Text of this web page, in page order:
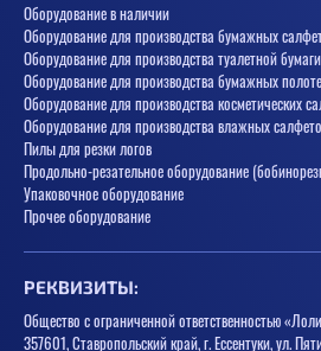
Оборудование в наличии
Оборудование для производства бумажных
Оборудование для производства туалетной
Оборудование для производства бумажных
Оборудование для производства косметических
Оборудование для производства влажных
Пилы для резки логов
Продольно-резательное оборудование
Упаковочное оборудование
Прочее оборудование
РЕКВИЗИТЫ:
Общество с ограниченной ответственностью
357601, Ставропольский край, г. Ессентуки, ул.